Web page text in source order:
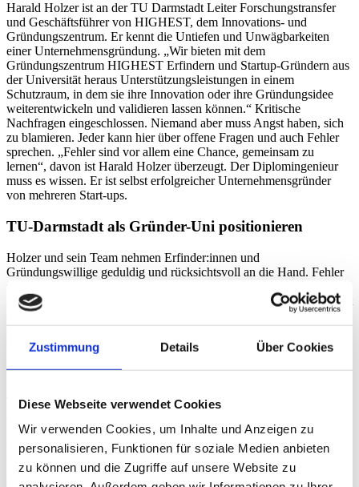
Zustimmung Details Über Cookies
Diese Webseite verwendet Cookies
Wir verwenden Cookies, um Inhalte und Anzeigen zu
personalisieren, Funktionen für soziale Medien anbieten
zu können und die Zugriffe auf unsere Website zu
Harald Holzer ist an der TU Darmstadt Leiter Forschungstransfer
und Geschäftsführer von HIGHEST, dem Innovations- und
Gründungszentrum. Er kennt die Untiefen und Unwägbarkeiten
einer Unternehmensgründung. „Wir bieten mit dem
Gründungszentrum HIGHEST Erfindern und Startup-Gründern aus
der Universität heraus Unterstützungsleistungen in einem
Schutzraum, in dem sie ihre Innovation oder ihre Gründungsidee
weiterentwickeln und validieren lassen können.“ Kritische
Nachfragen eingeschlossen. Niemand aber muss Angst haben, sich
zu blamieren. Jeder kann hier über offene Fragen und auch Fehler
sprechen. „Fehler sind vor allem eine Chance, gemeinsam zu
lernen“, davon ist Harald Holzer überzeugt. Der Diplomingenieur
muss es wissen. Er ist selbst erfolgreicher Unternehmensgründer
von mehreren Start-ups.
TU-Darmstadt als Gründer-Uni positionieren
Holzer und sein Team nehmen Erfinder:innen und
Gründungswillige geduldig und rücksichtsvoll an die Hand. Fehler
machen alle, aber den gleichen nur ein Mal. Dafür sorgt Holzer mit
seinem Team. Der Erfolg dieser Strategie gibt ihm Recht: 80 Prozent
der von HIGHEST unterstützten Start-ups existieren auch nach drei
Jahren noch. Das ist viel: pro Jahr gehen immerhin ca. 20
Gründungen aus der TU Darmstadt heraus an den Start. 200 hat
HIGHEST bislang begleitet und er ist überzeugt: „Da ist noch viel
Luft nach oben.“ HIGHEST ist schon jetzt der führende Tech-
Tech und Green Tech. Holzer reicht das nicht. „Darmstadt soll Stadt
Spitzenforschung das Potenzial dazu.“ Harald Holzer möchte mit
dem Gründungszentrum HIGHEST die TU und die Region auch
bundesweit ganz nach vorne bringen.